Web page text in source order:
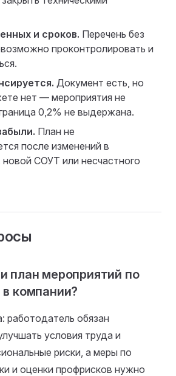
и сроков. Перечень без
проконтролировать и
Документ есть, но
нет — мероприятия не
0,2% не выдержана.
План не
после изменений в
СОУТ или несчастного
план мероприятий по
компании?
работодатель обязан
условия труда и
риски, а меры по
и оценки профрисков нужно